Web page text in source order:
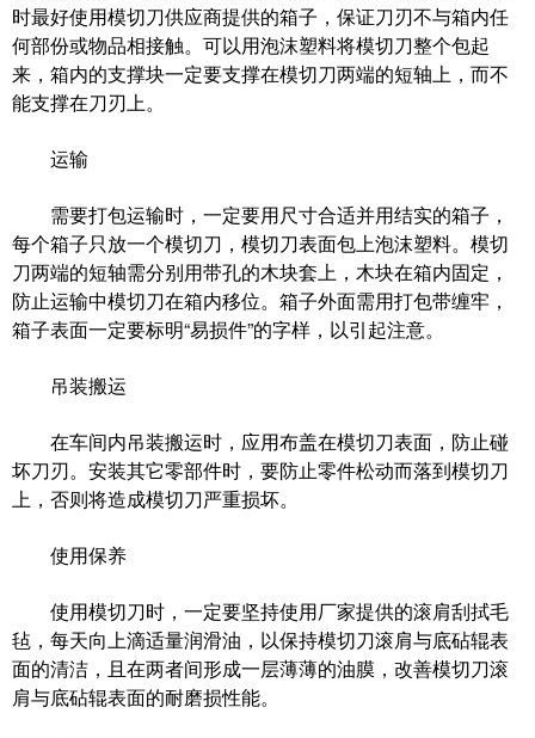
时最好使用模切刀供应商提供的箱子，保证刀刃不与箱内任
何部份或物品相接触。可以用泡沫塑料将模切刀整个包起
来，箱内的支撑块一定要支撑在模切刀两端的短轴上，而不
能支撑在刀刃上。
运输
需要打包运输时，一定要用尺寸合适并用结实的箱子，
每个箱子只放一个模切刀，模切刀表面包上泡沫塑料。模切
刀两端的短轴需分别用带孔的木块套上，木块在箱内固定，
防止运输中模切刀在箱内移位。箱子外面需用打包带缠牢，
箱子表面一定要标明“易损件”的字样，以引起注意。
吊装搬运
在车间内吊装搬运时，应用布盖在模切刀表面，防止碰
坏刀刃。安装其它零部件时，要防止零件松动而落到模切刀
上，否则将造成模切刀严重损坏。
使用保养
使用模切刀时，一定要坚持使用厂家提供的滚肩刮拭毛
毡，每天向上滴适量润滑油，以保持模切刀滚肩与底砧辊表
面的清洁，且在两者间形成一层薄薄的油膜，改善模切刀滚
肩与底砧辊表面的耐磨损性能。